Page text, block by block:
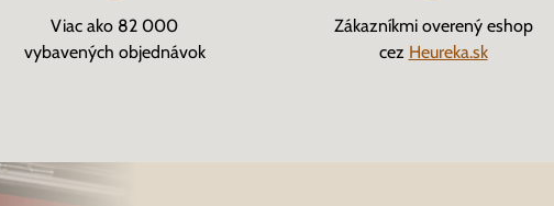
Viac ako 82 000
vybavených objednávok
Zákazníkmi overený eshop
cez Heureka.sk